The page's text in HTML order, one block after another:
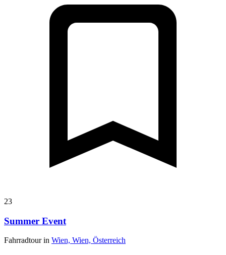
23
Summer Event
Fahrradtour in Wien, Wien, Österreich